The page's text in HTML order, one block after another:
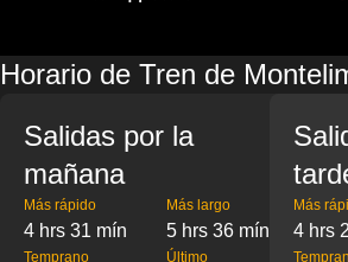
Horario de Tren de
Salidas por la
mañana
Más rápido
4 hrs 31 mín
Más largo
5 hrs 36 mín
Temprano Último
Más
4 hrs